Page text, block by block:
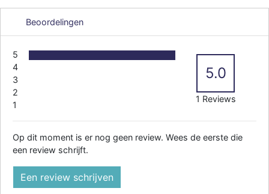
Beoordelingen
5
4
3
2
1
5.0
1 Reviews
Op dit moment is er nog geen review. Wees de eerste die
een review schrijft.
Een review schrijven